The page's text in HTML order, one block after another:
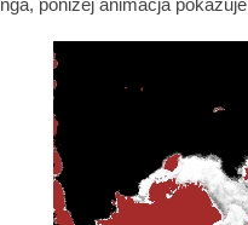
poniżej animacja